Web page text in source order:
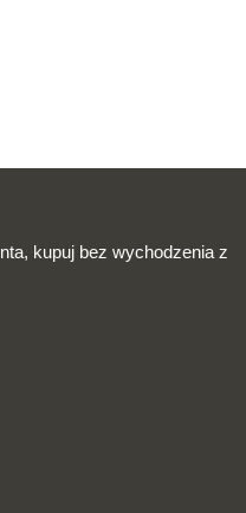
kupuj bez wychodzenia z